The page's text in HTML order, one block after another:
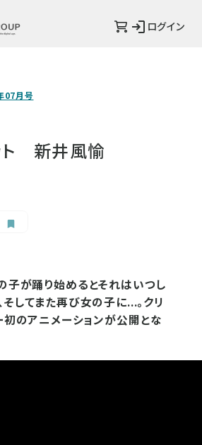
ログイン
07月号
新井風愉
子が踊り始めるとそれはいつし
してまた再び女の子に...。クリ
初のアニメーションが公開とな